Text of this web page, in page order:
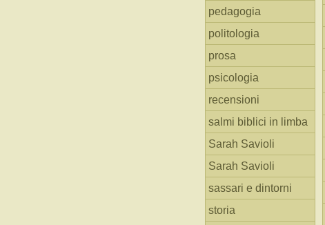
pedagogia
politologia
prosa
psicologia
recensioni
salmi biblici in limba
Sarah Savioli
Sarah Savioli
sassari e dintorni
storia